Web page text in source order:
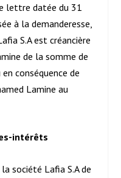
lettre datée du 31
à la demanderesse,
S.A est créancière
de la somme de
conséquence de
Lamine au
intérêts
société Lafia S.A de